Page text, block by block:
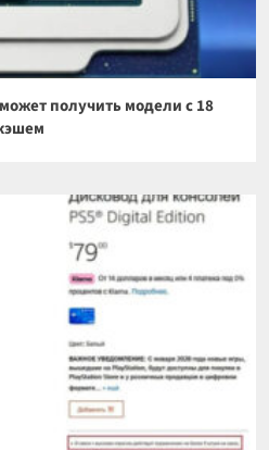
получить модели с 18